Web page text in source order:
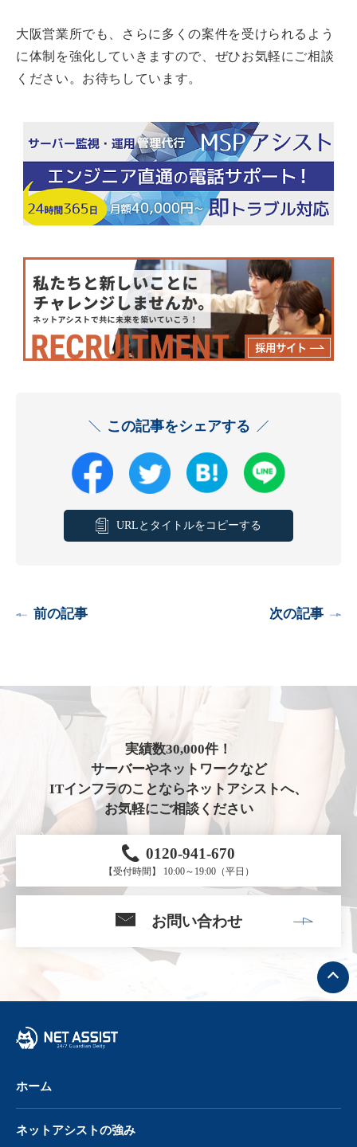
大阪営業所でも、さらに多くの案件を受けられるよう
に体制を強化していきますので、ぜひお気軽にご相談
ください。お待ちしています。
この記事をシェアする
URLとタイトルをコピーする
前の記事 次の記事
実績数30,000件！
サーバーやネットワークなど
ITインフラのことならネットアシストへ、
お気軽にご相談ください
0120-941-670
【受付時間】 10:00～19:00（平日）
お問い合わせ
ト
ッ
プ
へ
ホーム
ネットアシストの強み